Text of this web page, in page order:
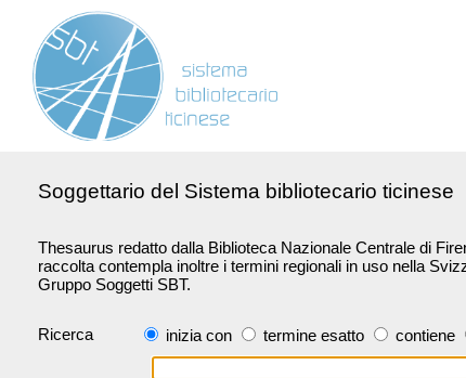
Soggettario del Sistema bibliotecario ticinese
Thesaurus redatto dalla Biblioteca Nazionale Centrale di
raccolta contempla inoltre i termini regionali in uso nella
Gruppo Soggetti SBT.
Ricerca inizia con termine esatto contiene